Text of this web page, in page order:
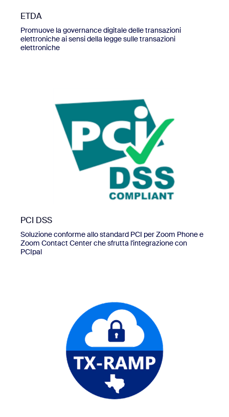
ETDA
Promuove la governance digitale delle transazioni
elettroniche ai sensi della legge sulle transazioni
elettroniche
PCI DSS
Soluzione conforme allo standard PCI per Zoom Phone e
Zoom Contact Center che sfrutta l'integrazione con
PCIpal